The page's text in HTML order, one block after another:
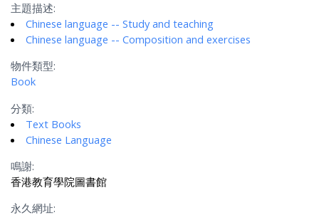
主題描述:
Chinese language -- Study and teaching
Chinese language -- Composition and exercises
物件類型:
Book
分類:
Text Books
Chinese Language
鳴謝:
香港教育學院圖書館
永久網址: